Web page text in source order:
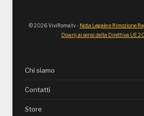
© 2026 ViviRoma.tv - Nota Legale e Rimozione
Down) ai sensi della Direttiva UE
Chi siamo
Contatti
Store